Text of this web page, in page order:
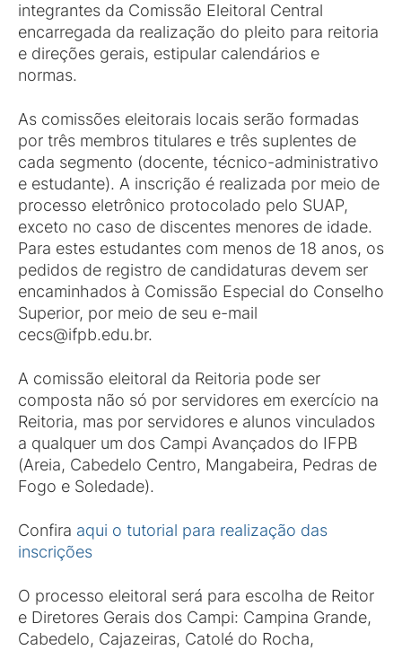
integrantes da Comissão Eleitoral Central
encarregada da realização do pleito para reitoria
e direções gerais, estipular calendários e
normas.
As comissões eleitorais locais serão formadas
por três membros titulares e três suplentes de
cada segmento (docente, técnico-administrativo
e estudante). A inscrição é realizada por meio de
processo eletrônico protocolado pelo SUAP,
exceto no caso de discentes menores de idade.
Para estes estudantes com menos de 18 anos, os
pedidos de registro de candidaturas devem ser
encaminhados à Comissão Especial do Conselho
Superior, por meio de seu e-mail
cecs@ifpb.edu.br.
A comissão eleitoral da Reitoria pode ser
composta não só por servidores em exercício na
Reitoria, mas por servidores e alunos vinculados
a qualquer um dos Campi Avançados do IFPB
(Areia, Cabedelo Centro, Mangabeira, Pedras de
Fogo e Soledade).
Confira aqui o tutorial para realização das
inscrições
O processo eleitoral será para escolha de Reitor
e Diretores Gerais dos Campi: Campina Grande,
Cabedelo, Cajazeiras, Catolé do Rocha,